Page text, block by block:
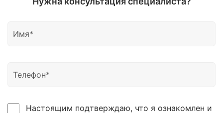
Настоящим подтверждаю, что я ознакомлен и